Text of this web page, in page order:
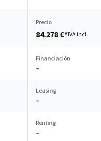
Precio
84.278 €*IVA incl.
Financiación
–
Leasing
–
Renting
–